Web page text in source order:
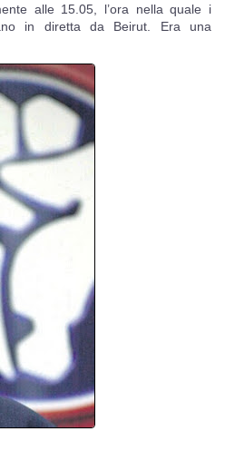
alle 15.05, l’ora nella quale i
in diretta da Beirut. Era una